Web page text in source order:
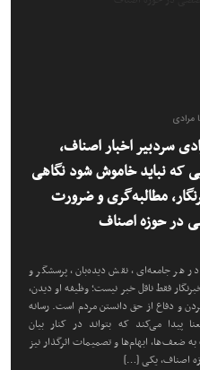
مرادی
سردبیر اخبار اصناف،
که نباید خاموش شود نگاهی
مطالبه‌گری و ضرورت
در حوزه اصناف
در هر جامعه‌ای، نقش دیده‌بان، پرسشگر و
فقط ناقل خبر نیست؛ وظیفه او دیدن،
و دفاع از حق دانستن مردم است. رسانه
پیدا می‌کند که بتواند در کنار بیان
ضعف‌ها، ابهام‌ها و تصمیمات اثرگذار نیز
اصناف، یکی […]